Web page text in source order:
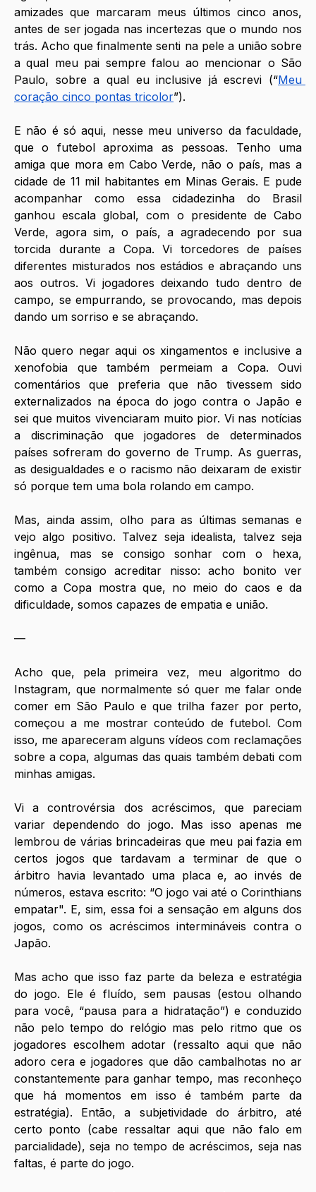
amizades que marcaram meus últimos cinco anos,
antes de ser jogada nas incertezas que o mundo nos
trás. Acho que finalmente senti na pele a união sobre
a qual meu pai sempre falou ao mencionar o São
Paulo, sobre a qual eu inclusive já escrevi (“Meu
coração cinco pontas tricolor”).
E não é só aqui, nesse meu universo da faculdade,
que o futebol aproxima as pessoas. Tenho uma
amiga que mora em Cabo Verde, não o país, mas a
cidade de 11 mil habitantes em Minas Gerais. E pude
acompanhar como essa cidadezinha do Brasil
ganhou escala global, com o presidente de Cabo
Verde, agora sim, o país, a agradecendo por sua
torcida durante a Copa. Vi torcedores de países
diferentes misturados nos estádios e abraçando uns
aos outros. Vi jogadores deixando tudo dentro de
campo, se empurrando, se provocando, mas depois
dando um sorriso e se abraçando.
Não quero negar aqui os xingamentos e inclusive a
xenofobia que também permeiam a Copa. Ouvi
comentários que preferia que não tivessem sido
externalizados na época do jogo contra o Japão e
sei que muitos vivenciaram muito pior. Vi nas notícias
a discriminação que jogadores de determinados
países sofreram do governo de Trump. As guerras,
as desigualdades e o racismo não deixaram de existir
só porque tem uma bola rolando em campo.
Mas, ainda assim, olho para as últimas semanas e
vejo algo positivo. Talvez seja idealista, talvez seja
ingênua, mas se consigo sonhar com o hexa,
também consigo acreditar nisso: acho bonito ver
como a Copa mostra que, no meio do caos e da
dificuldade, somos capazes de empatia e união.
—
Acho que, pela primeira vez, meu algoritmo do
Instagram, que normalmente só quer me falar onde
comer em São Paulo e que trilha fazer por perto,
começou a me mostrar conteúdo de futebol. Com
isso, me apareceram alguns vídeos com reclamações
sobre a copa, algumas das quais também debati com
minhas amigas.
Vi a controvérsia dos acréscimos, que pareciam
variar dependendo do jogo. Mas isso apenas me
lembrou de várias brincadeiras que meu pai fazia em
certos jogos que tardavam a terminar de que o
árbitro havia levantado uma placa e, ao invés de
números, estava escrito: “O jogo vai até o Corinthians
empatar". E, sim, essa foi a sensação em alguns dos
jogos, como os acréscimos intermináveis contra o
Japão.
Mas acho que isso faz parte da beleza e estratégia
do jogo. Ele é fluído, sem pausas (estou olhando
para você, “pausa para a hidratação”) e conduzido
não pelo tempo do relógio mas pelo ritmo que os
jogadores escolhem adotar (ressalto aqui que não
adoro cera e jogadores que dão cambalhotas no ar
constantemente para ganhar tempo, mas reconheço
que há momentos em isso é também parte da
estratégia). Então, a subjetividade do árbitro, até
certo ponto (cabe ressaltar aqui que não falo em
parcialidade), seja no tempo de acréscimos, seja nas
faltas, é parte do jogo.